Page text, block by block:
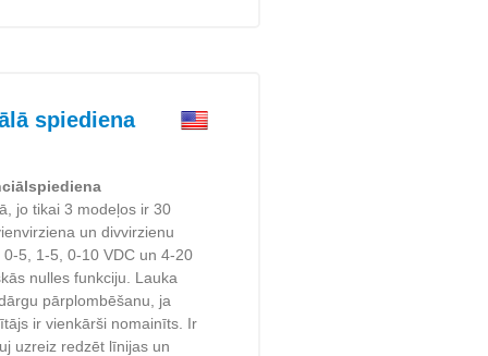
spiediena
jo tikai 3 modeļos ir 30
un divvirzienu
5, 1-5, 0-10 VDC un 4-20
nulles funkciju. Lauka
pārplombēšanu, ja
ir vienkārši nomainīts. Ir
uzreiz redzēt līnijas un